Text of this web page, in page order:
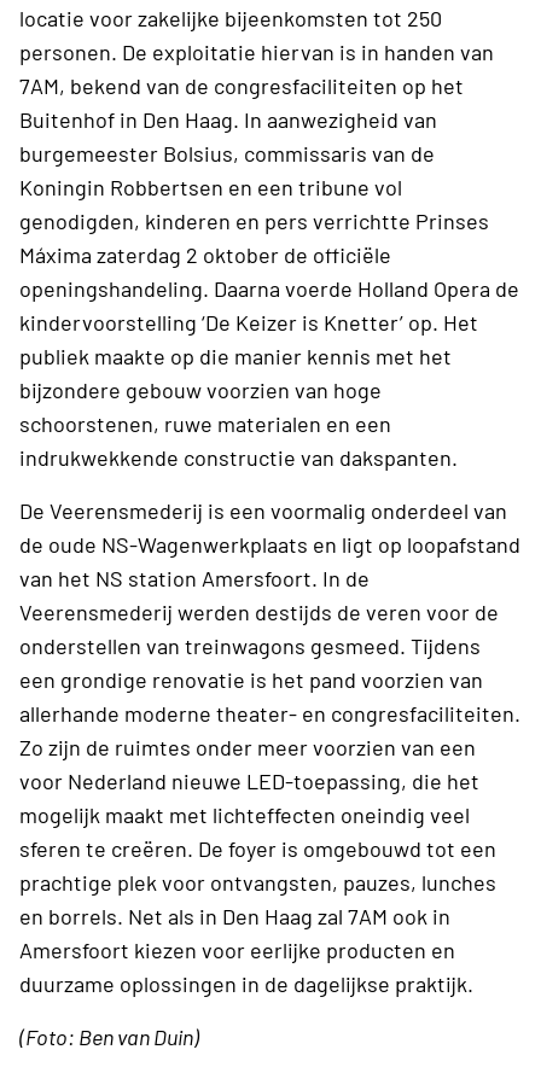
locatie voor zakelijke bijeenkomsten tot 250
personen. De exploitatie hiervan is in handen van
7AM, bekend van de congresfaciliteiten op het
Buitenhof in Den Haag. In aanwezigheid van
burgemeester Bolsius, commissaris van de
Koningin Robbertsen en een tribune vol
genodigden, kinderen en pers verrichtte Prinses
Máxima zaterdag 2 oktober de officiële
openingshandeling. Daarna voerde Holland Opera de
kindervoorstelling ‘De Keizer is Knetter’ op. Het
publiek maakte op die manier kennis met het
bijzondere gebouw voorzien van hoge
schoorstenen, ruwe materialen en een
indrukwekkende constructie van dakspanten.
De Veerensmederij is een voormalig onderdeel van
de oude NS-Wagenwerkplaats en ligt op loopafstand
van het NS station Amersfoort. In de
Veerensmederij werden destijds de veren voor de
onderstellen van treinwagons gesmeed. Tijdens
een grondige renovatie is het pand voorzien van
allerhande moderne theater- en congresfaciliteiten.
Zo zijn de ruimtes onder meer voorzien van een
voor Nederland nieuwe LED-toepassing, die het
mogelijk maakt met lichteffecten oneindig veel
sferen te creëren. De foyer is omgebouwd tot een
prachtige plek voor ontvangsten, pauzes, lunches
en borrels. Net als in Den Haag zal 7AM ook in
Amersfoort kiezen voor eerlijke producten en
duurzame oplossingen in de dagelijkse praktijk.
(Foto: Ben van Duin)